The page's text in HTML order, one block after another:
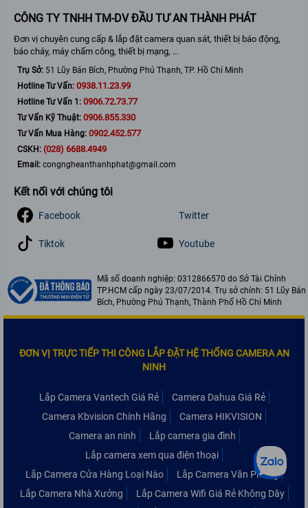
CÔNG TY TNHH TM-DV ĐẦU TƯ AN THÀNH PHÁT
Đơn vị chuyên cung cấp & lắp đặt camera quan sát, thiết bị báo động,
báo cháy, máy chấm công, thiết bị mạng, ...
Trụ Sở: 51 Lũy Bán Bích, Phường Phú Thạnh, TP. Hồ Chí Minh
Hotline Tư Vấn: 0938.11.23.99
Hotline Tư Vấn 1: 0906.72.73.77
Tư Vấn Kỹ Thuật: 0906.855.330
Tư Vấn Mua Hàng: 0902.452.577
CSKH: (028) 6688.4949
Email: congngheanthanhphat@gmail.com
Kết nối với chúng tôi
Facebook Twitter
Tiktok Youtube
Mã số doanh nghiệp: 0312866570 do Sở Tài Chính
TP.HCM cấp ngày 23/07/2014. Trụ sở chính: 51 Lũy Bán
Bích, Phường Phú Thạnh, Thành Phố Hồ Chí Minh
ĐƠN VỊ TRỰC TIẾP THI CÔNG LẮP ĐẶT HỆ THỐNG CAMERA AN
NINH
Lắp Camera Vantech Giá Rẻ
Camera Dahua Giá Rẻ
Camera Kbvision Chính Hãng
Camera HIKVISION
Camera an ninh
Lắp camera gia đình
Lắp camera xem qua điện thoại
Lắp Camera Cửa Hàng Loại Nào
Lắp Camera Văn Phòng
Lắp Camera Nhà Xưởng
Lắp Camera Wifi Giá Rẻ Không Dây